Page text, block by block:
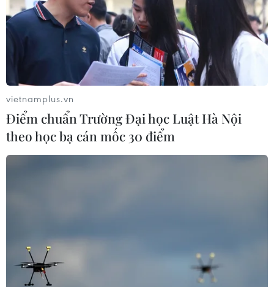
Doanh số thị trường ôtô Việt phục hồi
mạnh sau giai đoạn 'chạm đáy'
12/10/2021 07:11
Trong tháng 9/2021, toàn thị trường có 13.537 xe được
bán ra, tăng 52% so với tháng Tám, tuy nhiên vẫn giảm
vietnamplus.vn
Điểm chuẩn Trường Đại học Luật Hà Nội
theo học bạ cán mốc 30 điểm